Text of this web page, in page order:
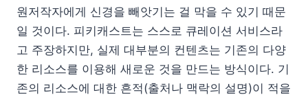
원저작자에게 신경을 빼앗기는 걸 막을 수 있기 때문
일 것이다. 피키캐스트는 스스로 큐레이션 서비스라
고 주장하지만, 실제 대부분의 컨텐츠는 기존의 다양
한 리소스를 이용해 새로운 것을 만드는 방식이다. 기
존의 리소스에 대한 흔적(출처나 맥락의 설명)이 적을